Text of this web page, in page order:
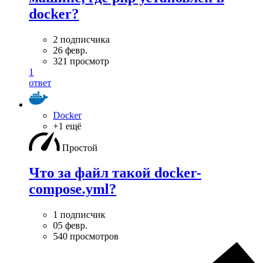
docker?
2 подписчика
26 февр.
321 просмотр
1
ответ
Docker
+1 ещё
Простой
Что за файл такой docker-
compose.yml?
1 подписчик
05 февр.
540 просмотров